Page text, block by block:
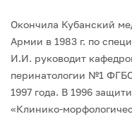
Окончила Кубанский
Армии в 1983 г. по
И.И. руководит
перинатологии №1
1997 года. В 1996
«Клинико-